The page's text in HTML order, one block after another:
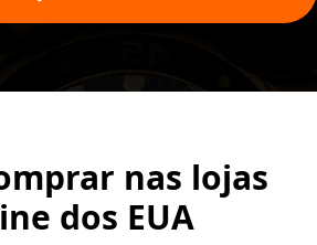
nas lojas
dos EUA